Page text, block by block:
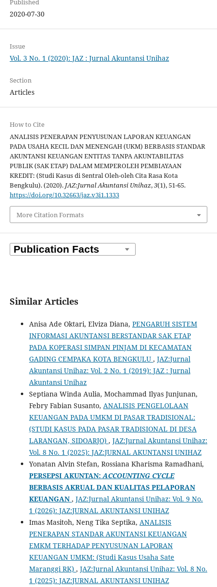
Published
2020-07-30
Issue
Vol. 3 No. 1 (2020): JAZ : Jurnal Akuntansi Unihaz
Section
Articles
How to Cite
ANALISIS PENERAPAN PENYUSUNAN LAPORAN KEUANGAN
PADA USAHA KECIL DAN MENENGAH (UKM) BERBASIS STANDAR
AKUNTANSI KEUANGAN ENTITAS TANPA AKUNTABILITAS
PUBLIK (SAK ETAP) DALAM MEMPEROLEH PEMBIAYAAN
KREDIT: (Studi Kasus di Sentral Oleh-oleh Cita Rasa Kota
Bengkulu). (2020). JAZ:Jurnal Akuntansi Unihaz,3(1), 51-65.
https://doi.org/10.32663/jaz.v3i1.1333
More Citation Formats
Similar Articles
Anisa Ade Oktari, Elviza Diana, PENGARUH SISTEM
INFORMASI AKUNTANSI BERSTANDAR SAK ETAP
PADA KOPERASI SIMPAN PINJAM DI KECAMATAN
GADING CEMPAKA KOTA BENGKULU , JAZ:Jurnal
Akuntansi Unihaz: Vol. 2 No. 1 (2019): JAZ : Jurnal
Akuntansi Unihaz
Septiana Winda Aulia, Mochammad Ilyas Junjunan,
Febry Fabian Susanto, ANALISIS PENGELOLAAN
KEUANGAN PADA UMKM DI PASAR TRADISIONAL:
(STUDI KASUS PADA PASAR TRADISIONAL DI DESA
LARANGAN, SIDOARJO) , JAZ:Jurnal Akuntansi Unihaz:
Vol. 8 No. 1 (2025): JAZ:JURNAL AKUNTANSI UNIHAZ
Yonatan Alvin Stefan, Rossiana Kharisma Ramadhani,
PERSEPSI AKUNTAN:ACCOUNTING CYCLE
BERBASIS AKRUAL DAN KUALITAS PELAPORAN
KEUANGAN , JAZ:Jurnal Akuntansi Unihaz: Vol. 9 No.
1 (2026): JAZ:JURNAL AKUNTANSI UNIHAZ
Imas Masitoh, Neng Tika Septika, ANALISIS
PENERAPAN STANDAR AKUNTANSI KEUANGAN
EMKM TERHADAP PENYUSUNAN LAPORAN
KEUANGAN UMKM: (Studi Kasus Usaha Sate
Maranggi RK) , JAZ:Jurnal Akuntansi Unihaz: Vol. 8 No.
1 (2025): JAZ:JURNAL AKUNTANSI UNIHAZ